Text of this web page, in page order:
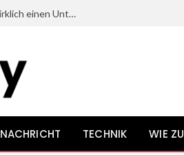
Welche Dinge beim Onboarding neuer Mitarbeiter wirklich einen Unterschied bewirken
NACHRICHT TECHNIK WIE ZU